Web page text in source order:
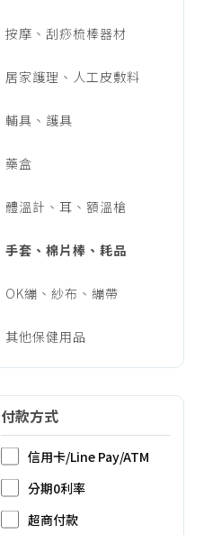
按摩、刮痧梳棒器材
居家護理、人工皮敷料
輔具、護具
藥盒
體溫計、耳、額溫槍
手套、棉片棒、耗品
OK繃、紗布、繃帶
其他保健用品
付款方式
信用卡/Line Pay/ATM
分期0利率
超商付款